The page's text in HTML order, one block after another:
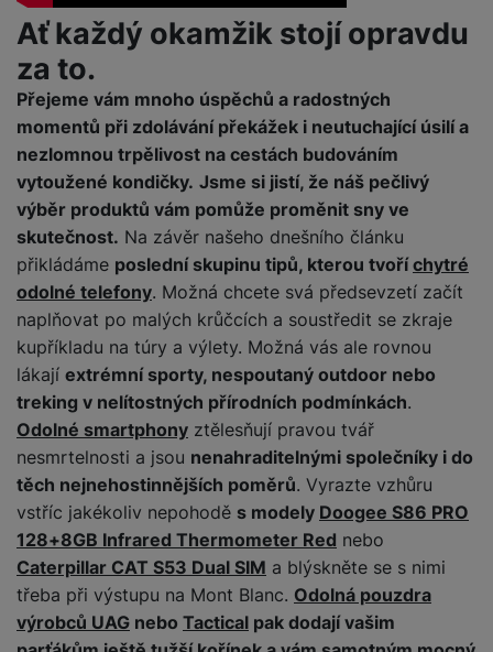
í
k
v
e
s
n
i
c
s
r
c
hl
n
a
bí
je
ní
m
o
a
t
o
m
e
r
y
Ať každý okamžik stojí opravdu
za to.
Přejeme vám mnoho úspěchů a radostných
momentů při zdolávání překážek i neutuchající úsilí a
nezlomnou trpělivost na cestách budováním
vytoužené kondičky. Jsme si jistí, že náš pečlivý
výběr produktů vám pomůže proměnit sny ve
skutečnost. Na závěr našeho dnešního článku
přikládáme poslední skupinu tipů, kterou tvoříchytré
odolné telefony. Možná chcete svá předsevzetí začít
naplňovat po malých krůčcích a soustředit se zkraje
kupříkladu na túry a výlety. Možná vás ale rovnou
lákají extrémní sporty, nespoutaný outdoor nebo
treking v nelítostných přírodních podmínkách.
Odolné smartphony ztělesňují pravou tvář
nesmrtelnosti a jsou nenahraditelnými společníky i do
těch nejnehostinnějších poměrů. Vyrazte vzhůru
vstříc jakékoliv nepohodě s modely Doogee S86 PRO
128+8GB Infrared Thermometer Red nebo
Caterpillar CAT S53 Dual SIM a blýskněte se s nimi
třeba při výstupu na Mont Blanc. Odolná pouzdra
výrobců UAG nebo Tactical pak dodají vašim